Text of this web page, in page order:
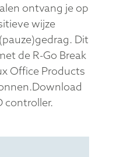
ontvang je op
wijze
Dit
de R-Go Break
Office Products
controller.